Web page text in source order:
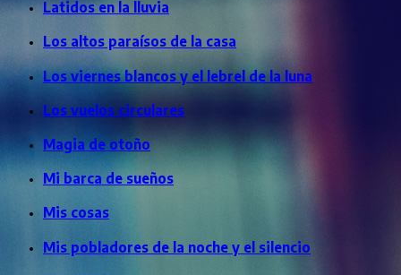
Latidos en la lluvia
Los altos paraísos de la casa
Los viernes blancos y el lebrel de la luna
Los vuelos circulares
Magia de otoño
Mi barca de sueños
Mis cosas
Mis pobladores de la noche y el silencio